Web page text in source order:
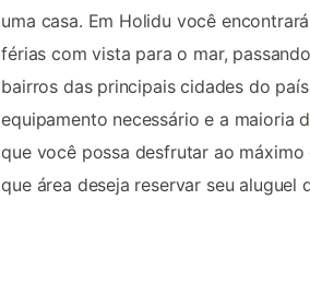
uma casa. Em Holidu você
férias com vista para o mar,
bairros das principais cidades do
equipamento necessário e a maioria
que você possa desfrutar ao
que área deseja reservar seu aluguel